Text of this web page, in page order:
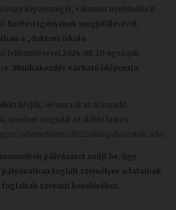
vagy képzettségét, valamint nyelvtudását
fizetési igényének megjelölésével,
a „ doktori iskola
feltüntetésével 2024.08.20-ig várjuk
Munkakezdés várható időpontja:
kérjük, olvassa át az irányadó
amelyet megtalál az alábbi linken:
adatvedelem/2022/
pályázatot nyújt be, úgy
foglalt személyes adatainak
szerinti kezeléséhez.